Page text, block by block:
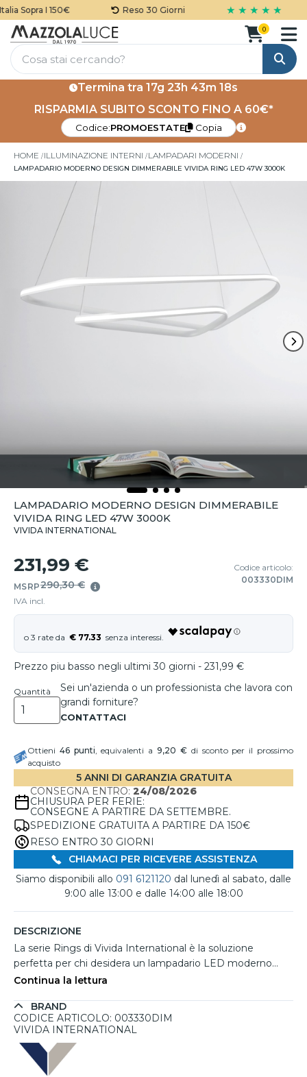
Sopra I 150€ Reso 30 Giorni ★ ★ ★ ★ ★
Cerca
0
Termina tra17g 23h 43m 17s
RISPARMIA SUBITO SCONTO FINO A 60€*
Codice:PROMOESTATE Copia
HOME ILLUMINAZIONE INTERNI LAMPADARI MODERNI
LAMPADARIO MODERNO DESIGN DIMMERABILE VIVIDA RING LED 47W 3000K
LAMPADARIO MODERNO DESIGN DIMMERABILE
VIVIDA RING LED 47W 3000K
VIVIDA INTERNATIONAL
231,99 €
MSRP290,30 €
IVA incl.
Codice articolo:
003330DIM
€ 77.33
Prezzo piu basso negli ultimi 30 giorni - 231,99 €
Quantità
Sei un'azienda o un professionista che lavora con
grandi forniture?
Ottieni 46punti, equivalenti a9,20 €di sconto per il prossimo
acquisto
5 ANNI DI GARANZIA GRATUITA
CONSEGNA ENTRO: 24/08/2026
CHIUSURA PER FERIE:
CONSEGNE A PARTIRE DA SETTEMBRE.
SPEDIZIONE GRATUITA A PARTIRE DA 150€
RESO ENTRO 30 GIORNI
CHIAMACI PER RICEVERE ASSISTENZA
Siamo disponibili allo 091 6121120 dal lunedì al sabato, dalle
9:00 alle 13:00 e dalle 14:00 alle 18:00
DESCRIZIONE
La serie Rings di Vivida International è la soluzione
perfetta per chi desidera un lampadario LED moderno
capace di unire efficienza e design. La sua struttura
la luce in modo omogeneo a 360°, illuminando con
eleganza qualsiasi ambiente interno. Grazie alla sorgente
luminosità intensa e piacevole, ideale per soggiorni, salotti
e uffici. Il trasformatore, nascosto nel rosone a soffitto, è
Continua la lettura
BRAND
CODICE ARTICOLO: 003330DIM
VIVIDA INTERNATIONAL